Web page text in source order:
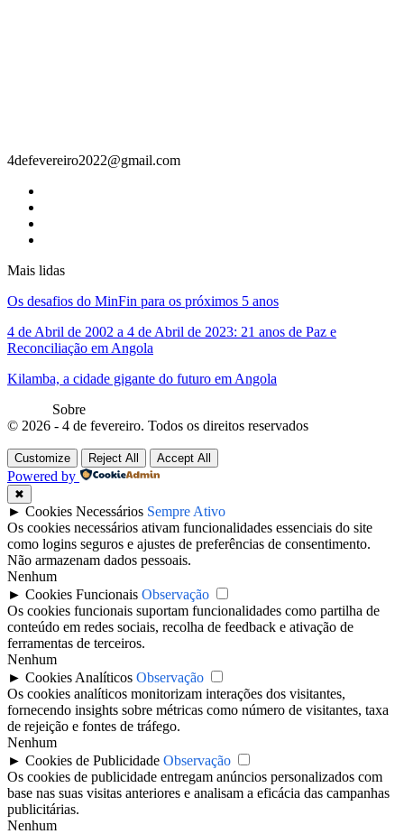
4defevereiro2022@gmail.com
Mais lidas
Os desafios do MinFin para os próximos 5 anos
4 de Abril de 2002 a 4 de Abril de 2023: 21 anos de Paz e
Reconciliação em Angola
Kilamba, a cidade gigante do futuro em Angola
Sobre
© 2026 - 4 de fevereiro. Todos os direitos reservados
Customize Reject All Accept All
Powered by
✖
► Cookies Necessários Sempre Ativo
Os cookies necessários ativam funcionalidades essenciais do site
como logins seguros e ajustes de preferências de consentimento.
Não armazenam dados pessoais.
Nenhum
► Cookies Funcionais Observação
Os cookies funcionais suportam funcionalidades como partilha de
conteúdo em redes sociais, recolha de feedback e ativação de
ferramentas de terceiros.
Nenhum
► Cookies Analíticos Observação
Os cookies analíticos monitorizam interações dos visitantes,
fornecendo insights sobre métricas como número de visitantes, taxa
de rejeição e fontes de tráfego.
Nenhum
► Cookies de Publicidade Observação
Os cookies de publicidade entregam anúncios personalizados com
base nas suas visitas anteriores e analisam a eficácia das campanhas
publicitárias.
Nenhum